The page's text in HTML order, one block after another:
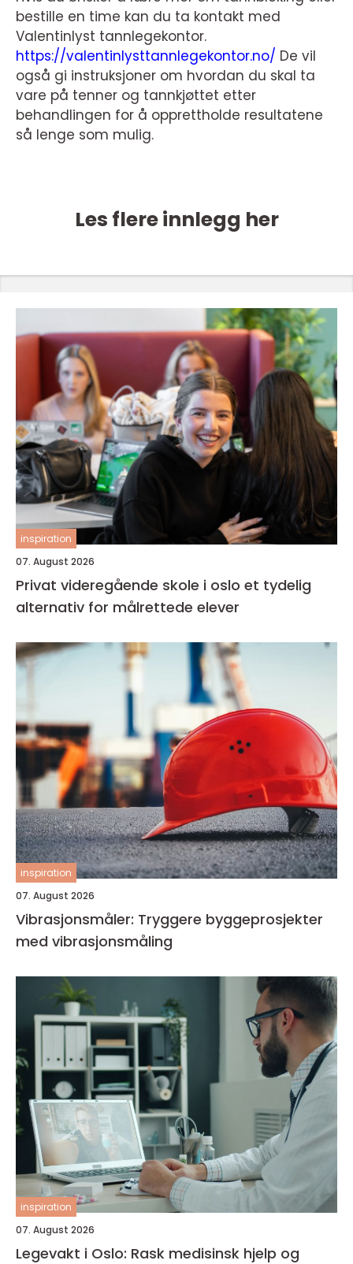
bestille en time kan du ta kontakt med
Valentinlyst tannlegekontor.
https://valentinlysttannlegekontor.no/ De vil
også gi instruksjoner om hvordan du skal ta
vare på tenner og tannkjøttet etter
behandlingen for å opprettholde resultatene
så lenge som mulig.
Les flere innlegg her
inspiration
07. August 2026
Privat videregående skole i oslo et tydelig
alternativ for målrettede elever
inspiration
07. August 2026
Vibrasjonsmåler: Tryggere byggeprosjekter
med vibrasjonsmåling
inspiration
07. August 2026
Legevakt i Oslo: Rask medisinsk hjelp og